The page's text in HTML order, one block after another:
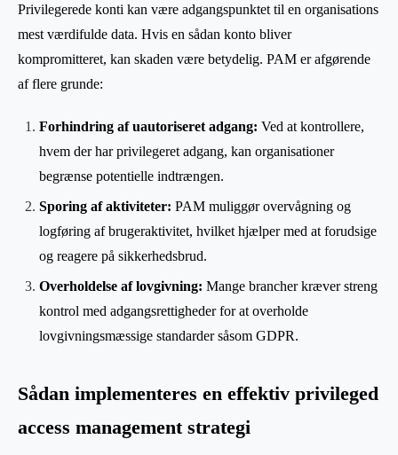
Privilegerede konti kan være adgangspunktet til en organisations
mest værdifulde data. Hvis en sådan konto bliver
kompromitteret, kan skaden være betydelig. PAM er afgørende
af flere grunde:
Forhindring af uautoriseret adgang: Ved at kontrollere,
hvem der har privilegeret adgang, kan organisationer
begrænse potentielle indtrængen.
Sporing af aktiviteter: PAM muliggør overvågning og
logføring af brugeraktivitet, hvilket hjælper med at forudsige
og reagere på sikkerhedsbrud.
Overholdelse af lovgivning: Mange brancher kræver streng
kontrol med adgangsrettigheder for at overholde
lovgivningsmæssige standarder såsom GDPR.
Sådan implementeres en effektiv privileged
access management strategi